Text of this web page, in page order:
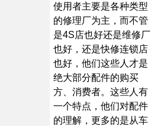
使用者主要是各种类型
的修理厂为主，而不管
是4S店也好还是维修厂
也好，还是快修连锁店
也好，他们这些人才是
绝大部分配件的购买
方、消费者。这些人有
一个特点，他们对配件
的理解，更多的是从车